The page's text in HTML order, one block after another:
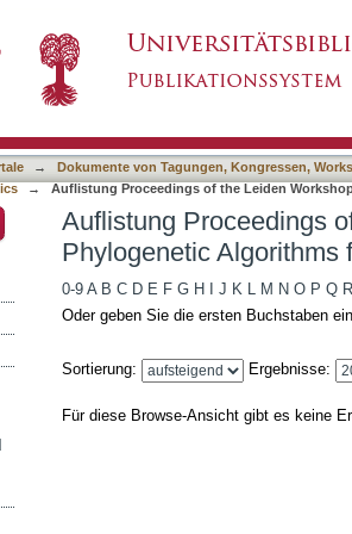
Klassifikation
→ Dokumente von Tagungen, Kongressen,
→ Auflistung Proceedings of the Leiden
Auflistung Proceedings
Phylogenetic Algorithms
0-9 A B C D E F G H J K L M N O P Q R
Oder geben Sie die ersten Buchstaben
Sortierung: Ergebnisse:
Für diese Browse-Ansicht gibt es keine